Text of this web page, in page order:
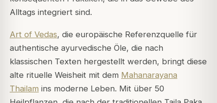
Alltags integriert sind.
Art of Vedas, die europäische Referenzquelle für
authentische ayurvedische Öle, die nach
klassischen Texten hergestellt werden, bringt diese
alte rituelle Weisheit mit dem Mahanarayana
Thailam ins moderne Leben. Mit über 50